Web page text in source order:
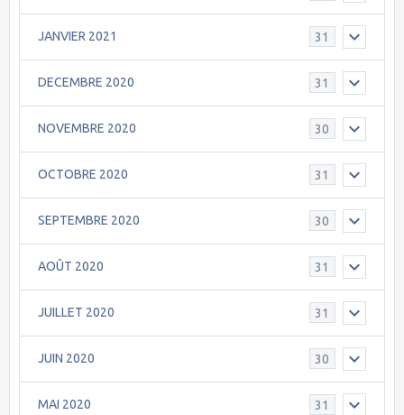
JANVIER 2021 31
DECEMBRE 2020 31
NOVEMBRE 2020 30
OCTOBRE 2020 31
SEPTEMBRE 2020 30
AOÛT 2020 31
JUILLET 2020 31
JUIN 2020 30
MAI 2020 31